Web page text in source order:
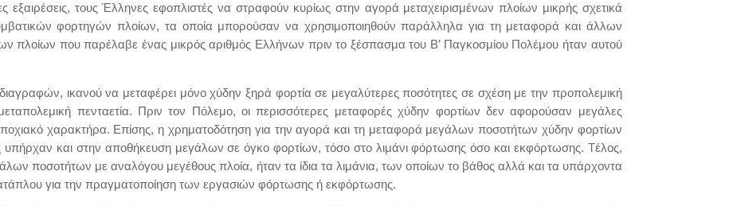
εξαιρέσεις, τους Έλληνες εφοπλιστές να στραφούν κυρίως στην αγορά μεταχειρισμένων πλοίων μικρής σχετικά
φορτηγών πλοίων, τα οποία μπορούσαν να χρησιμοποιηθούν παράλληλα για τη μεταφορά και άλλων
πλοίων που παρέλαβε ένας μικρός αριθμός Eλλήνων πριν το ξέσπασμα του Β’ Παγκοσμίου Πολέμου ήταν αυτού
ικανού να μεταφέρει μόνο χύδην ξηρά φορτία σε μεγαλύτερες ποσότητες σε σχέση με την προπολεμική
πενταετία. Πριν τον Πόλεμο, οι περισσότερες μεταφορές χύδην φορτίων δεν αφορούσαν μεγάλες
χαρακτήρα. Eπίσης, η χρηματοδότηση για την αγορά και τη μεταφορά μεγάλων ποσοτήτων χύδην φορτίων
υπήρχαν και στην αποθήκευση μεγάλων σε όγκο φορτίων, τόσο στο λιμάνι φόρτωσης όσο και εκφόρτωσης. Tέλος,
ποσοτήτων με αναλόγου μεγέθους πλοία, ήταν τα ίδια τα λιμάνια, των οποίων το βάθος αλλά και τα υπάρχοντα
για την πραγματοποίηση των εργασιών φόρτωσης ή εκφόρτωσης.